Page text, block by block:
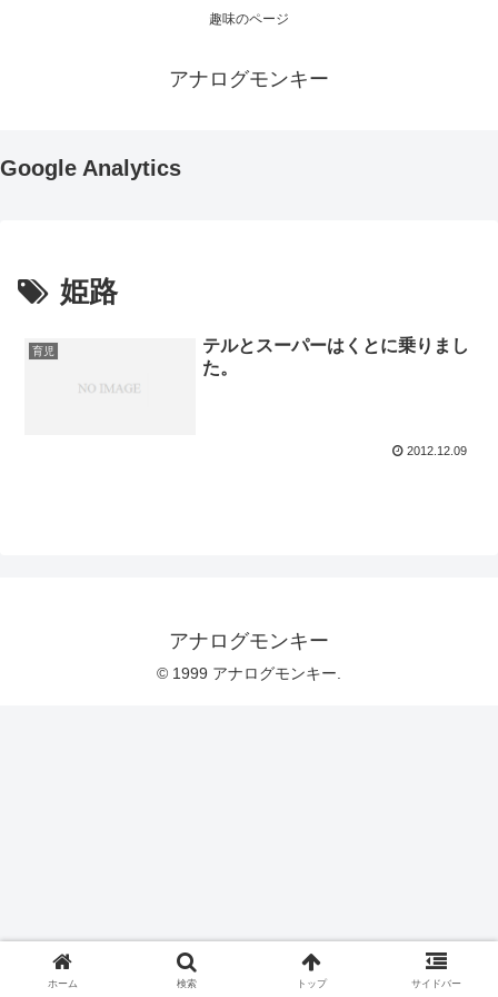
趣味のページ
アナログモンキー
Google Analytics
姫路
育児
テルとスーパーはくとに乗りまし
た。
2012.12.09
アナログモンキー
© 1999 アナログモンキー.
ホーム 検索 トップ サイドバー